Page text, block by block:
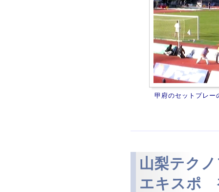
甲府のセットプレー
山梨テク
エキスポ